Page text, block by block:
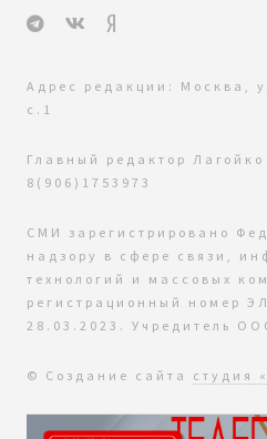
Адрес редакции: Москва,
с.1
Главный редактор
8(906)1753973
СМИ зарегистрировано
надзору в сфере связи,
технологий и массовых
регистрационный номер
28.03.2023. Учредитель
© Создание сайта студия